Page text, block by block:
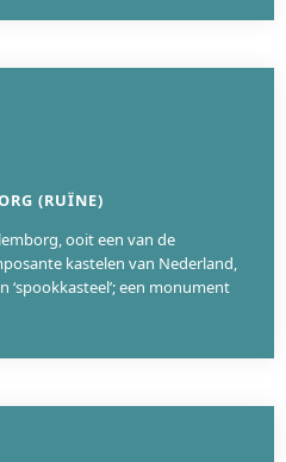
(RUÏNE)
ooit een van de
kastelen van Nederland,
‘spookkasteel’; een monument